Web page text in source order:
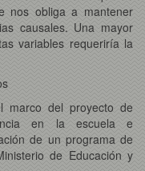
nos obliga a mantener
causales. Una mayor
variables requeriría la
marco del proyecto de
en la escuela e
de un programa de
de Educación y